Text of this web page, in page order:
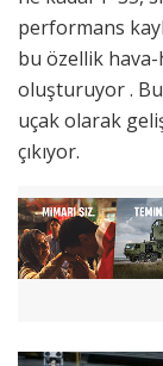
performans
bu özellik
oluşturuyor . Bu
uçak olarak
çıkıyor.